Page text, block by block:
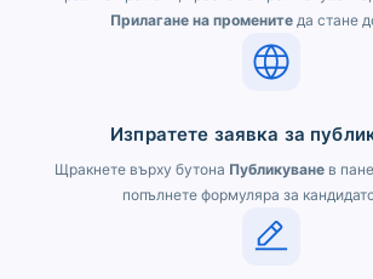
Прилагане на променитеда стане
Изпратете заявка за
Щракнете върху бутона Публикуване в
попълнете формуляра за